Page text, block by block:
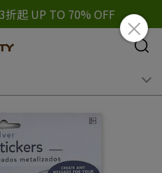
折起 UP TO 70% OFF